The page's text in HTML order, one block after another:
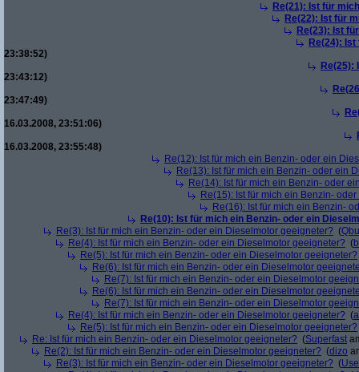
Re(21): Ist für
Re(22): Ist für
Re(23): Ist
Re(24):
23:38:52)
Re(25):
23:43:12)
23:47:49)
16.03.2008, 23:51:06)
16.03.2008, 23:55:48)
Re(12): Ist für mich ein Benzin- oder ein
Re(13): Ist für mich ein Benzin- oder ein
Re(14): Ist für mich ein Benzin- oder
Re(15): Ist für mich ein Benzin-
Re(16): Ist für mich ein Benzin-
Re(10): Ist für mich ein Benzin- oder ein
Re(3): Ist für mich ein Benzin- oder ein Dieselmotor geeigneter? (
Re(4): Ist für mich ein Benzin- oder ein Dieselmotor geeigneter? (
Re(5): Ist für mich ein Benzin- oder ein Dieselmotor geeigneter?
Re(6): Ist für mich ein Benzin- oder ein Dieselmotor
Re(7): Ist für mich ein Benzin- oder ein Dieselmotor
Re(6): Ist für mich ein Benzin- oder ein Dieselmotor
Re(7): Ist für mich ein Benzin- oder ein Dieselmotor
Re(4): Ist für mich ein Benzin- oder ein Dieselmotor geeigneter? (
Re(5): Ist für mich ein Benzin- oder ein Dieselmotor geeigneter?
Re: Ist für mich ein Benzin- oder ein Dieselmotor geeigneter? (Superfast
Re(2): Ist für mich ein Benzin- oder ein Dieselmotor geeigneter? (dizo
Re(3): Ist für mich ein Benzin- oder ein Dieselmotor geeigneter? (